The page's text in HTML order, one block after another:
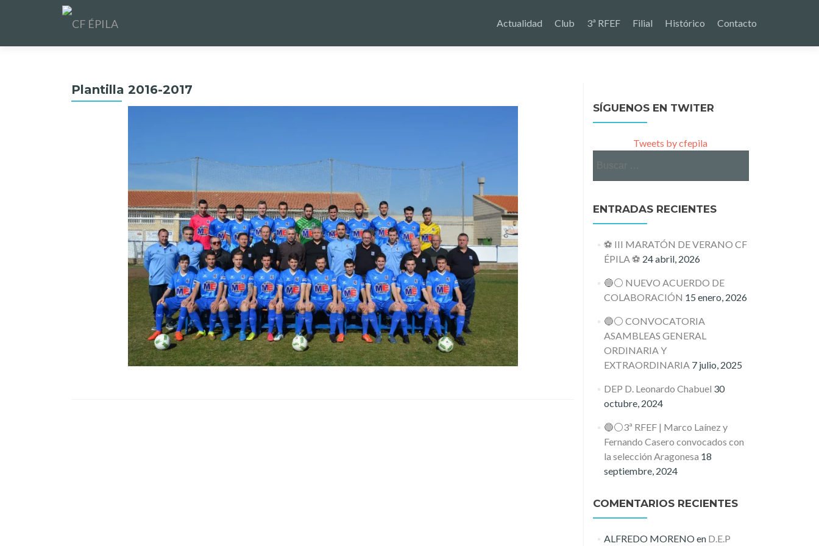
Actualidad Club 3ª RFEF Filial Histórico Contacto
Plantilla 2016-2017
SÍGUENOS EN TWITER
Tweets by cfepila
ENTRADAS RECIENTES
⚽ III MARATÓN DE VERANO CF
ÉPILA ⚽ 24 abril, 2026
🔵⚪️ NUEVO ACUERDO DE
COLABORACIÓN 15 enero, 2026
🔵⚪️ CONVOCATORIA
ASAMBLEAS GENERAL
ORDINARIA Y
EXTRAORDINARIA 7 julio, 2025
DEP D. Leonardo Chabuel 30
octubre, 2024
🔵⚪️3ª RFEF | Marco Laínez y
Fernando Casero convocados con
la selección Aragonesa 18
septiembre, 2024
COMENTARIOS RECIENTES
ALFREDO MORENOen D.E.P